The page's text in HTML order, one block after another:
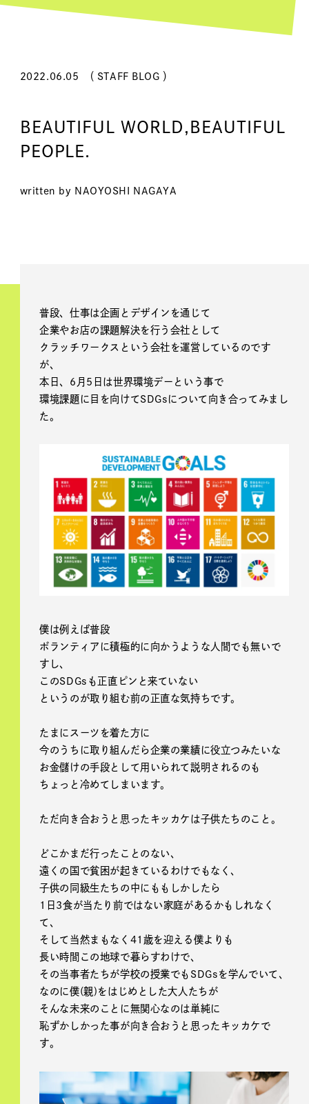
2022.06.05 （ STAFF BLOG ）
BEAUTIFUL WORLD,BEAUTIFUL
PEOPLE.
written by NAOYOSHI NAGAYA
普段、仕事は企画とデザインを通じて
企業やお店の課題解決を行う会社として
クラッチワークスという会社を運営しているのです
が、
本日、6月5日は世界環境デーという事で
環境課題に目を向けてSDGsについて向き合ってみまし
た。
僕は例えば普段
ボランティアに積極的に向かうような人間でも無いで
すし、
このSDGsも正直ピンと来ていない
というのが取り組む前の正直な気持ちです。
たまにスーツを着た方に
今のうちに取り組んだら企業の業績に役立つみたいな
お金儲けの手段として用いられて説明されるのも
ちょっと冷めてしまいます。
ただ向き合おうと思ったキッカケは子供たちのこと。
どこかまだ行ったことのない、
遠くの国で貧困が起きているわけでもなく、
子供の同級生たちの中にももしかしたら
1日3食が当たり前ではない家庭があるかもしれなく
て、
そして当然まもなく41歳を迎える僕よりも
長い時間この地球で暮らすわけで、
その当事者たちが学校の授業でもSDGsを学んでいて、
なのに僕(親)をはじめとした大人たちが
そんな未来のことに無関心なのは単純に
恥ずかしかった事が向き合おうと思ったキッカケで
す。